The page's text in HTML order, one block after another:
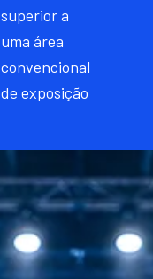
superior a
uma área
convencional
de exposição